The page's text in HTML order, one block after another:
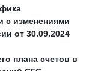
с изменениями
от 30.09.2024
плана счетов в